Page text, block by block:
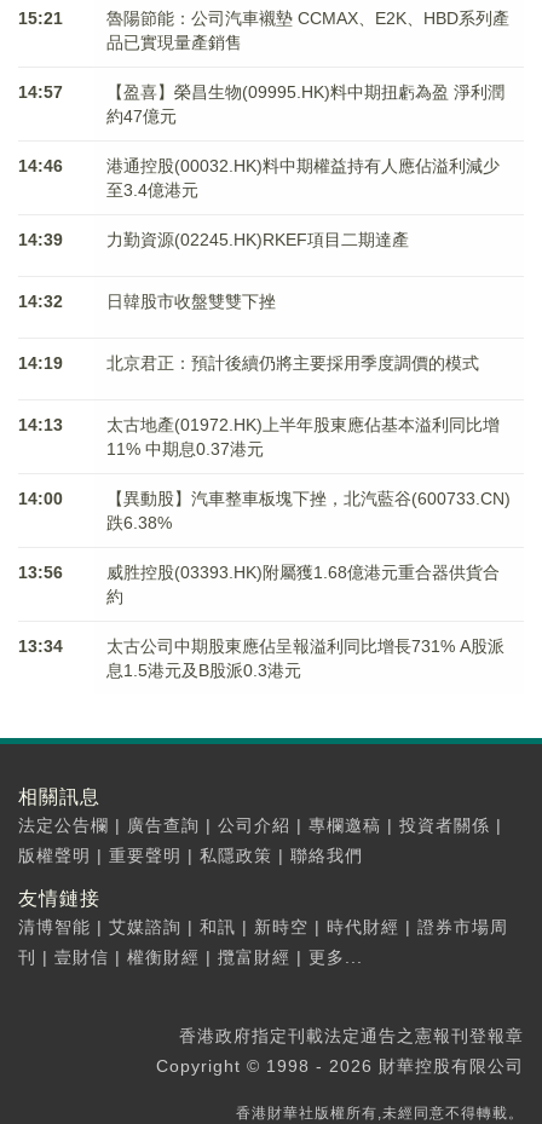
15:21
魯陽節能：公司汽車襯墊 CCMAX、E2K、HBD系列產
品已實現量產銷售
14:57
【盈喜】榮昌生物(09995.HK)料中期扭虧為盈 淨利潤
約47億元
14:46
港通控股(00032.HK)料中期權益持有人應佔溢利減少
至3.4億港元
14:39 力勤資源(02245.HK)RKEF項目二期達產
14:32 日韓股市收盤雙雙下挫
14:19 北京君正：預計後續仍將主要採用季度調價的模式
14:13
太古地產(01972.HK)上半年股東應佔基本溢利同比增
11% 中期息0.37港元
14:00
【異動股】汽車整車板塊下挫，北汽藍谷(600733.CN)
跌6.38%
13:56
威胜控股(03393.HK)附屬獲1.68億港元重合器供貨合
約
13:34
太古公司中期股東應佔呈報溢利同比增長731% A股派
息1.5港元及B股派0.3港元
相關訊息
法定公告欄 | 廣告查詢 | 公司介紹 | 專欄邀稿 | 投資者關係 |
版權聲明 | 重要聲明 | 私隱政策 | 聯絡我們
友情鏈接
清博智能 | 艾媒諮詢 | 和訊 | 新時空 | 時代財經 | 證券市場周
刊
| 壹財信 | 權衡財經 | 攬富財經 | 更多...
香港政府指定刊載法定通告之憲報刊登報章
Copyright © 1998 - 2026 財華控股有限公司
香港財華社版權所有,未經同意不得轉載。